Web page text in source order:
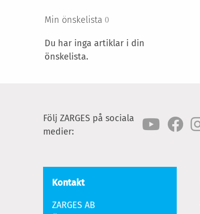
Min önskelista
Du har inga artiklar i din
önskelista.
Följ ZARGES på sociala
medier:
Kontakt
ZARGES AB